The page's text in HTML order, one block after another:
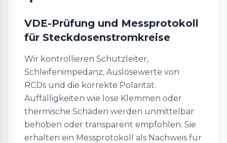
VDE-Prüfung und Messprotokoll
für Steckdosenstromkreise
Wir kontrollieren Schutzleiter,
Schleifenimpedanz, Auslösewerte von
RCDs und die korrekte Polarität.
Auffälligkeiten wie lose Klemmen oder
thermische Schäden werden unmittelbar
behoben oder transparent empfohlen. Sie
erhalten ein Messprotokoll als Nachweis für